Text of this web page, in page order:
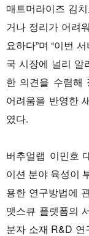
매트머라이즈 김
거나 정리가 어려
요하다”며 “이번
국 시장에 널리 알
한 의견을 수렴해
어려움을 반영한
였다.
버추얼랩 이민호
이션 분야 육성이
용한 연구방법에
맷스큐 플랫폼의
분자 소재 R&D